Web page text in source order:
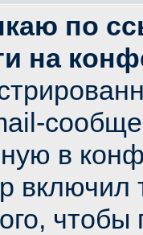
по
на
в
чтобы